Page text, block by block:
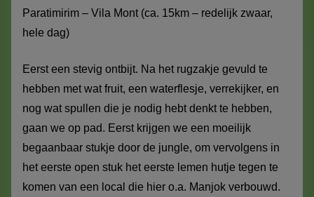
Paratimirim – Vila Mont (ca. 15km – redelijk zwaar,
hele dag)
Eerst een stevig ontbijt. Na het rugzakje gevuld te
hebben met wat fruit, een waterflesje, verrekijker, en
nog wat spullen die je nodig hebt denkt te hebben,
gaan we op pad. Eerst krijgen we een moeilijk
begaanbaar stukje door de jungle, om vervolgens in
het eerste open stuk het eerste lemen hutje tegen te
komen van een local die hier o.a. Manjok verbouwd.